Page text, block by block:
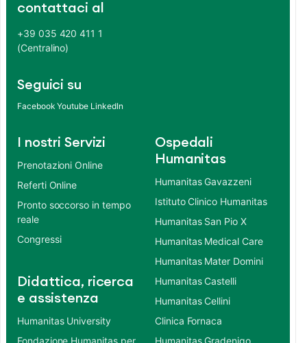
contattaci al
+39 035 420 411 1
(Centralino)
Seguici su
Facebook Youtube LinkedIn
I nostri Servizi
Prenotazioni Online
Referti Online
Pronto soccorso in tempo
reale
Congressi
Didattica, ricerca
e assistenza
Humanitas University
Ospedali
Humanitas
Humanitas Gavazzeni
Istituto Clinico Humanitas
Humanitas San Pio X
Humanitas Medical Care
Humanitas Mater Domini
Humanitas Castelli
Humanitas Cellini
Clinica Fornaca